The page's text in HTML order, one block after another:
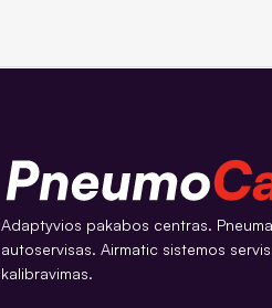
Adaptyvios pakabos centras.
autoservisas. Airmatic sistemos
kalibravimas.